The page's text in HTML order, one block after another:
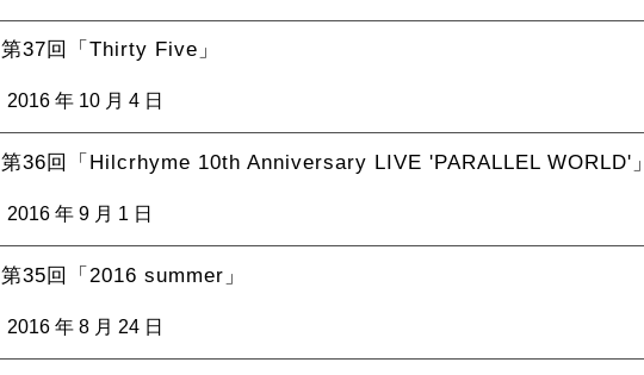
第37回「Thirty Five」
2016 年 10 月 4 日
第36回「Hilcrhyme 10th Anniversary LIVE 'PARALLEL WORLD'」
2016 年 9 月 1 日
第35回「2016 summer」
2016 年 8 月 24 日